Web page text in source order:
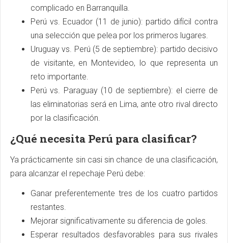
complicado en Barranquilla.
Perú vs. Ecuador (11 de junio): partido difícil contra
una selección que pelea por los primeros lugares.
Uruguay vs. Perú (5 de septiembre): partido decisivo
de visitante, en Montevideo, lo que representa un
reto importante.
Perú vs. Paraguay (10 de septiembre): el cierre de
las eliminatorias será en Lima, ante otro rival directo
por la clasificación.
¿Qué necesita Perú para clasificar?
Ya prácticamente sin casi sin chance de una clasificación,
para alcanzar el repechaje Perú debe:
Ganar preferentemente tres de los cuatro partidos
restantes.
Mejorar significativamente su diferencia de goles.
Esperar resultados desfavorables para sus rivales